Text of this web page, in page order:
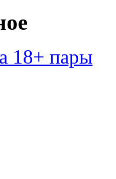
18+ пары